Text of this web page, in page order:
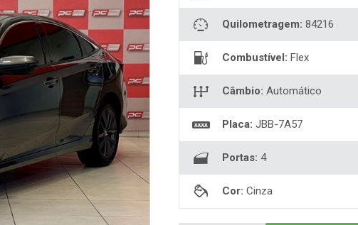
Quilometragem: 84216
Combustível: Flex
Câmbio: Automático
Placa: JBB-7A57
Portas: 4
Cor: Cinza